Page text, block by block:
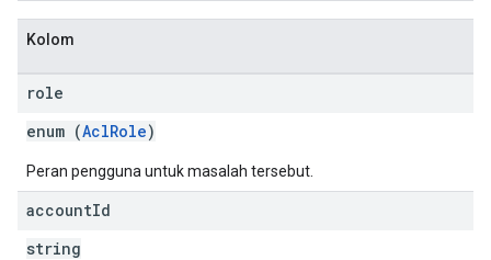
Kolom
role
enum (AclRole)
Peran pengguna untuk masalah tersebut.
accountId
string